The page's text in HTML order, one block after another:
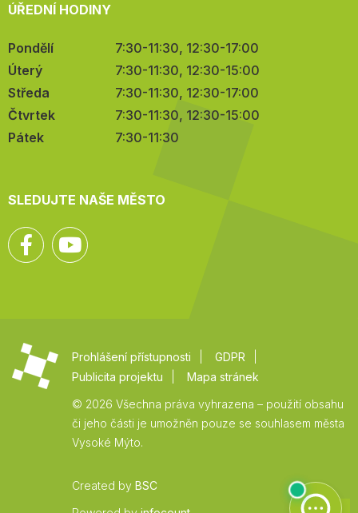
ÚŘEDNÍ HODINY
Pondělí
7:30-11:30, 12:30-17:00
Úterý
7:30-11:30, 12:30-15:00
Středa
7:30-11:30, 12:30-17:00
Čtvrtek
7:30-11:30, 12:30-15:00
Pátek
7:30-11:30
SLEDUJTE NAŠE MĚSTO
Facebook
Prohlášení přístupnosti
GDPR
Publicita projektu
Mapa stránek
© 2026 Všechna práva vyhrazena – použití obsahu
či jeho části je umožněn pouze se souhlasem města
Vysoké Mýto.
Created by BSC
Zpět